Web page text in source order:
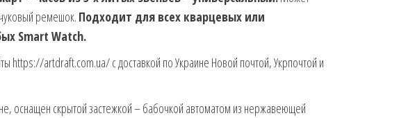
ремешок. Подходит для всех кварцевых или
Smart Watch.
https://artdraft.com.ua/ с доставкой по Украине Новой почтой, Укрпочтой и
оснащен скрытой застежкой – бабочкой автоматом из нержавеющей